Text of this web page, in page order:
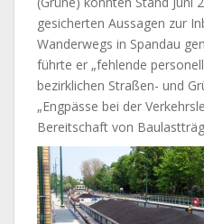
gesicherten Aussagen zur
Wanderwegs in Spandau
führte er „fehlende
bezirklichen Straßen- und
„Engpässe bei der
Bereitschaft von